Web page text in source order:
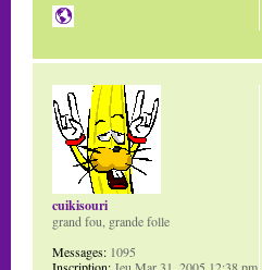
cuikisouri
grand fou, grande folle
Messages: 1095